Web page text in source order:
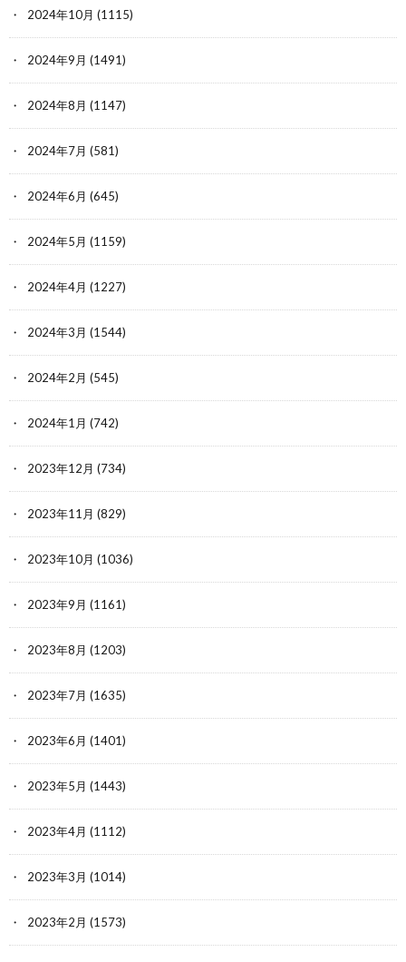
2024年10月 (1115)
2024年9月 (1491)
2024年8月 (1147)
2024年7月 (581)
2024年6月 (645)
2024年5月 (1159)
2024年4月 (1227)
2024年3月 (1544)
2024年2月 (545)
2024年1月 (742)
2023年12月 (734)
2023年11月 (829)
2023年10月 (1036)
2023年9月 (1161)
2023年8月 (1203)
2023年7月 (1635)
2023年6月 (1401)
2023年5月 (1443)
2023年4月 (1112)
2023年3月 (1014)
2023年2月 (1573)